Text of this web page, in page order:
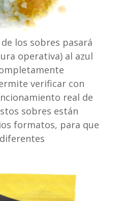
los sobres pasará
operativa) al azul
verificar con
real de
sobres están
formatos, para que